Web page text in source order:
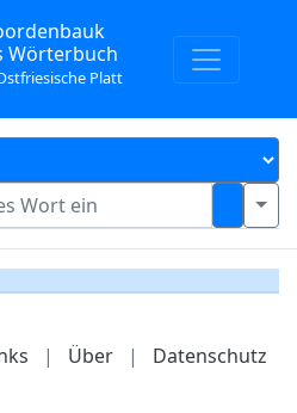
Wörterbuch
Platt
| Über | Datenschutz